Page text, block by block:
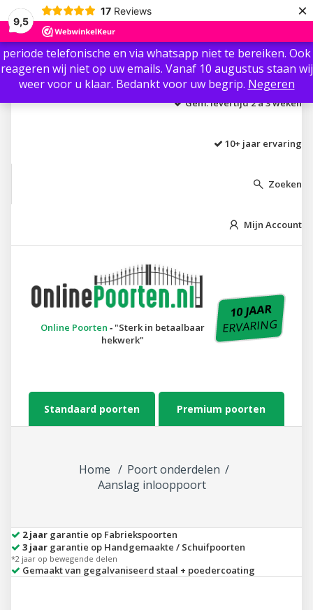
9,5
17 Reviews ×
Laagste prijs garantie
Gem. levertijd 2 á 3 weken
10+ jaar ervaring
 Zoeken
 Mijn Account
Online Poorten ‐ Sterk in betaalbaar
hekwerk
10 JAAR
ERVARING
Standaard poorten Premium poorten
Home
Poort onderdelen
Aanslag inlooppoort
2 jaar garantie op Fabriekspoorten
3 jaar garantie op Handgemaakte / Schuifpoorten
*2 jaar op bewegende delen
Gemaakt van gegalvaniseerd staal + poedercoating
Beste klant / gast, Ter info: Wij zijn vanaf 3 augustus t/m 8
augustus niet aanwezig i.v.m. vakantie.🏖 Wij zijn in die
periode telefonische en via whatsapp niet te bereiken. Ook
reageren wij niet op uw emails. Vanaf 10 augustus staan wij
weer voor u klaar. Bedankt voor uw begrip. Negeren